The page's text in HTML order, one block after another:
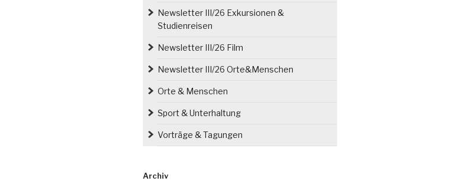
Newsletter III/26 Exkursionen &
Studienreisen
Newsletter III/26 Film
Newsletter III/26 Orte&Menschen
Orte & Menschen
Sport & Unterhaltung
Vorträge & Tagungen
Archiv